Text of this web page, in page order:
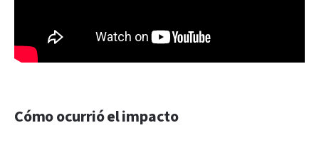
Cómo ocurrió el impacto